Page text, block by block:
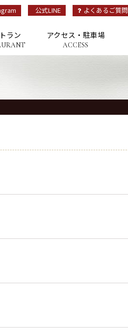
ラン アクセス・駐車場
ACCESS
公式LINE よくあるご質問